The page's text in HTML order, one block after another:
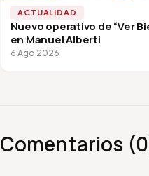
ACTUALIDAD
Nuevo operativo de “Ver
en Manuel Alberti
6 Ago 2026
Comentarios